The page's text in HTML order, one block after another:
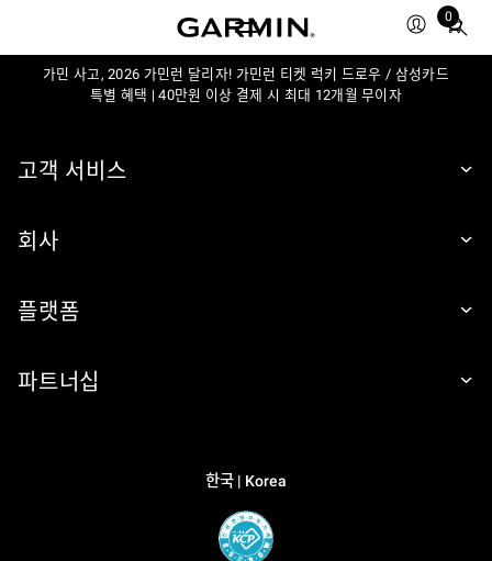
0
Total
items
in
가민 사고, 2026 가민런 달리자! 가민런 티켓 럭키 드로우 / 삼성카드
특별 혜택 | 40만원 이상 결제 시 최대 12개월 무이자
고객 서비스
회사
플랫폼
파트너십
한국 | Korea